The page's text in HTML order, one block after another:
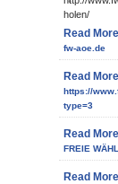
holen/
Read
fw-aoe.de
Read
https://
type=3
Read
FREIE
Read